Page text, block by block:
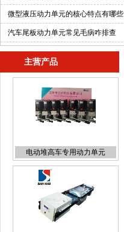
微型液压动力单元的核心特点有哪些
汽车尾板动力单元常见毛病咋排查
主营产品
电动堆高车专用动力单元
移动垃圾箱专用液压泵站